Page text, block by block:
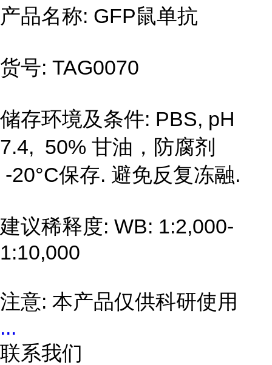
产品名称: GFP鼠单抗
货号: TAG0070
储存环境及条件: PBS, pH
7.4, 50% 甘油，防腐剂
-20°C保存. 避免反复冻融.
建议稀释度: WB: 1:2,000-
1:10,000
注意: 本产品仅供科研使用
...
联系我们